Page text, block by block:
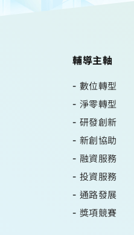
輔導主軸
數位轉型
淨零轉型
研發創新
新創協助
融資服務
投資服務
通路發展
獎項競賽